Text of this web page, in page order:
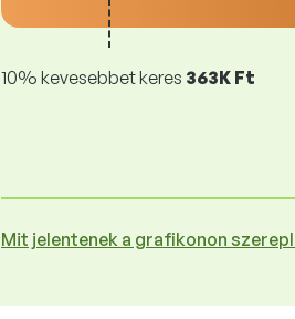
10% kevesebbet keres 363K Ft
Mit jelentenek a grafikonon